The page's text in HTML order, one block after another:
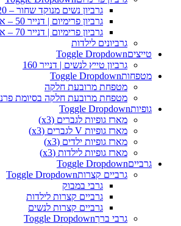
גרביון נשים מנוקד שחור – 20 דנייר
גרביון פרימיום | דנייר 50 – אטום
גרביון פרימיום | דנייר 70 – אטום
גרביונים לילדות
טייצים Toggle Dropdown
גרביון טייץ לנשים | דנייר 160
מטפחותToggle Dropdown
מטפחת מרובעת חלקה
מטפחת מרובעת חלקה בסיומת פרנזים
גופיות
Toggle Dropdown
מארז גופיות לגברים (x3)
מארז גופיות V לגברים (x3)
מארז גופיות ילדים (x3)
מארז גופיות לילדות (x3)
גרביים Toggle Dropdown
גרביים קצרות Toggle Dropdown
גרבי במבוק
גרביים קצרות לילדות
גרביים קצרות לנשים
גרבי ברךToggle Dropdown